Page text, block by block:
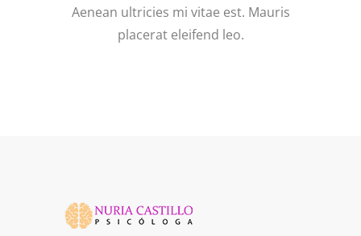
Aenean ultricies mi vitae est. Mauris
placerat eleifend leo.